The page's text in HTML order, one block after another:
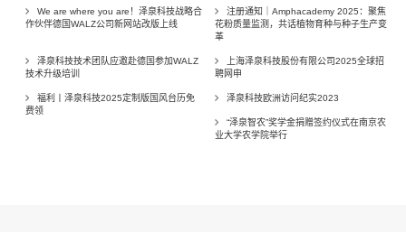
We are where you are！泽泉科技战略合
作伙伴德国WALZ公司新网站改版上线
注册通知｜Amphacademy 2025：聚焦
花粉质量监测，共话植物育种与种子生产变
革
泽泉科技技术团队应邀赴德国参加WALZ
技术升级培训
上海泽泉科技股份有限公司2025全球招
聘网申
福利丨泽泉科技2025定制版国风台历免
费领
泽泉科技欧洲访问纪实2023
“泽泉智农”奖学金捐赠签约仪式在南京农
业大学农学院举行